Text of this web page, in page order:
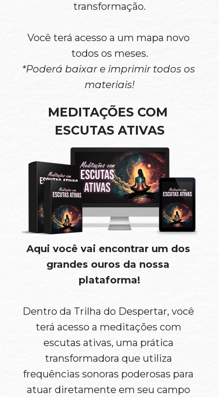
transformação.
Você terá acesso a um mapa novo
todos os meses.
*Poderá baixar e imprimir todos os
materiais!
MEDITAÇÕES COM
ESCUTAS ATIVAS
Aqui você vai encontrar um dos
grandes ouros da nossa
plataforma!
Dentro da Trilha do Despertar, você
terá acesso a meditações com
escutas ativas, uma prática
transformadora que utiliza
frequências sonoras poderosas para
atuar diretamente em seu campo